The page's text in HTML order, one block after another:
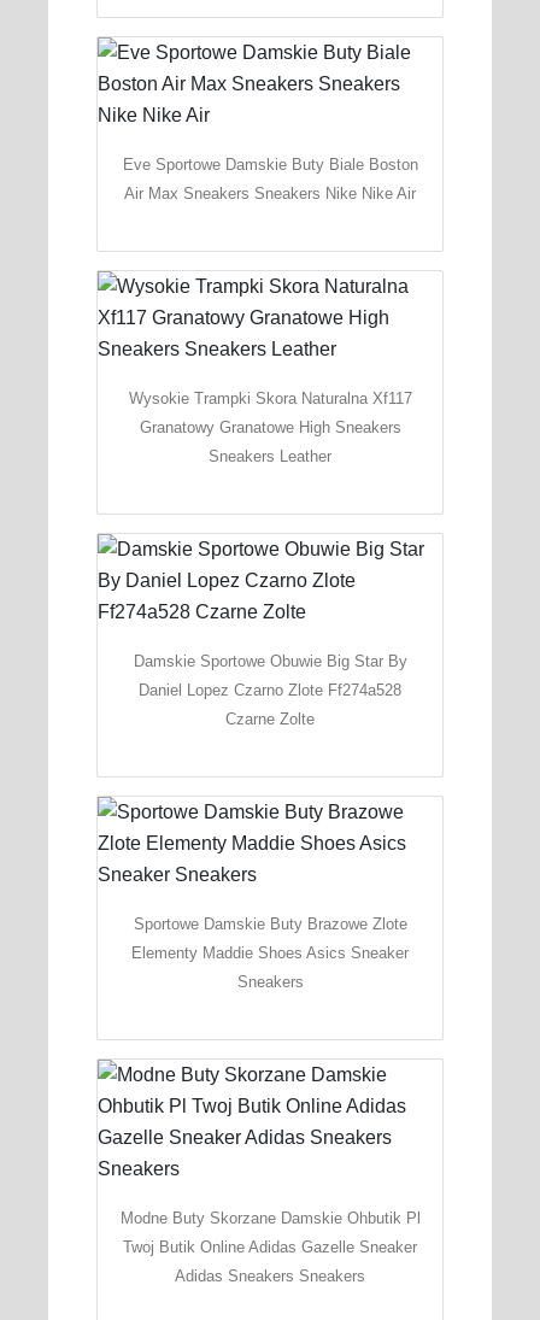
Eve Sportowe Damskie Buty Biale Boston
Air Max Sneakers Sneakers Nike Nike Air
Wysokie Trampki Skora Naturalna Xf117
Granatowy Granatowe High Sneakers
Sneakers Leather
Damskie Sportowe Obuwie Big Star By
Daniel Lopez Czarno Zlote Ff274a528
Czarne Zolte
Sportowe Damskie Buty Brazowe Zlote
Elementy Maddie Shoes Asics Sneaker
Sneakers
Modne Buty Skorzane Damskie Ohbutik Pl
Twoj Butik Online Adidas Gazelle Sneaker
Adidas Sneakers Sneakers